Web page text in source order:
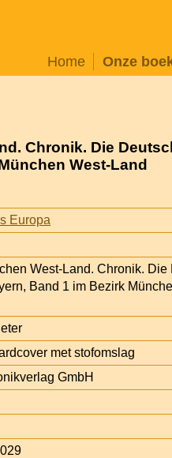
Home Onze
Chronik. Die
West-Land
Europa
West-Land. Chronik.
Band 1 im Bezirk
met stofomslag
GmbH